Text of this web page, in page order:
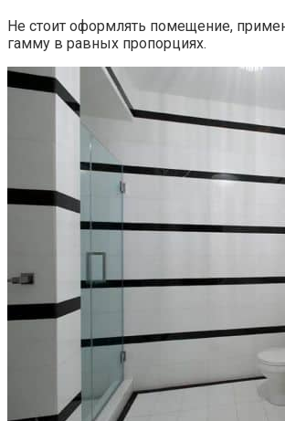
Не стоит оформлять помещение,
гамму в равных пропорциях.